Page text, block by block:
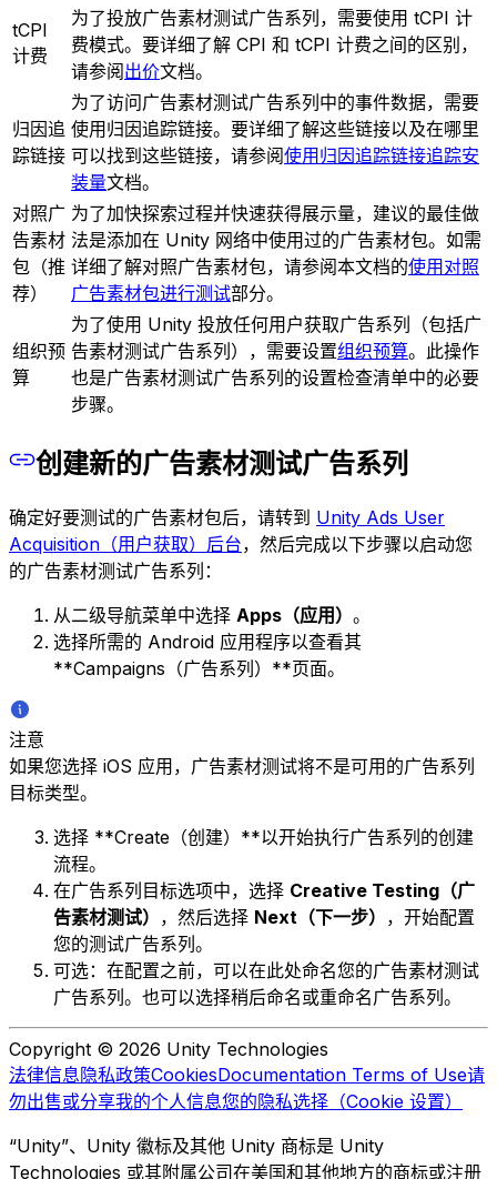
tCPI
计费
为了投放广告素材测试广告系列，需要使用 tCPI 计
费模式。要详细了解 CPI 和 tCPI 计费之间的区别，
请参阅出价文档。
归因追
踪链接
为了访问广告素材测试广告系列中的事件数据，需要
使用归因追踪链接。要详细了解这些链接以及在哪里
可以找到这些链接，请参阅使用归因追踪链接追踪安
装量文档。
对照广
告素材
包（推
荐）
为了加快探索过程并快速获得展示量，建议的最佳做
法是添加在 Unity 网络中使用过的广告素材包。如需
详细了解对照广告素材包，请参阅本文档的使用对照
广告素材包进行测试部分。
组织预
算
为了使用 Unity 投放任何用户获取广告系列（包括广
告素材测试广告系列），需要设置组织预算。此操作
也是广告素材测试广告系列的设置检查清单中的必要
步骤。
创建新的广告素材测试广告系列
确定好要测试的广告素材包后，请转到 Unity Ads User
Acquisition（用户获取）后台，然后完成以下步骤以启动您
的广告素材测试广告系列：
从二级导航菜单中选择 Apps（应用） 。
选择所需的 Android 应用程序以查看其
**Campaigns（广告系列）**页面。
注意
如果您选择 iOS 应用，广告素材测试将不是可用的广告系列
目标类型。
选择 **Create（创建）**以开始执行广告系列的创建
流程。
在广告系列目标选项中，选择 Creative Testing（广
告素材测试） ，然后选择 Next（下一步） ，开始配置
您的测试广告系列。
可选：在配置之前，可以在此处命名您的广告素材测试
广告系列。也可以选择稍后命名或重命名广告系列。
Copyright © 2026 Unity Technologies
法律信息隐私政策CookiesDocumentation Terms of Use请
勿出售或分享我的个人信息您的隐私选择（Cookie 设置）
“Unity”、Unity 徽标及其他 Unity 商标是 Unity
Technologies 或其附属公司在美国和其他地方的商标或注册